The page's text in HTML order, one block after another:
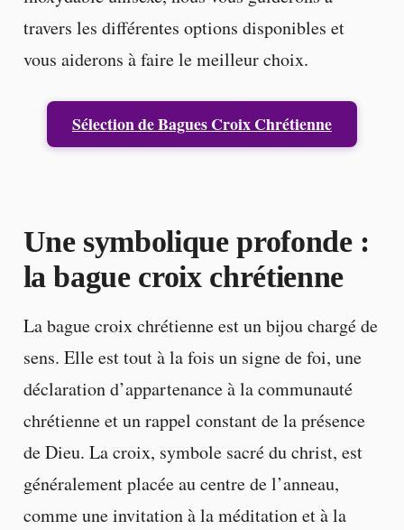
travers les différentes options disponibles et
vous aiderons à faire le meilleur choix.
Sélection de Bagues Croix Chrétienne
Une symbolique profonde :
la bague croix chrétienne
La bague croix chrétienne est un bijou chargé de
sens. Elle est tout à la fois un signe de foi, une
déclaration d’appartenance à la communauté
chrétienne et un rappel constant de la présence
de Dieu. La croix, symbole sacré du christ, est
généralement placée au centre de l’anneau,
comme une invitation à la méditation et à la